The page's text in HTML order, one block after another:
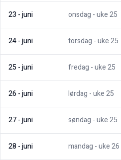
23 -juni onsdag - uke25
24-juni torsdag - uke25
25-juni fredag - uke25
26-juni lørdag - uke25
27-juni søndag - uke25
28-juni mandag - uke26